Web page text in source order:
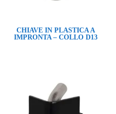
CHIAVE IN PLASTICA A
IMPRONTA – COLLO D13